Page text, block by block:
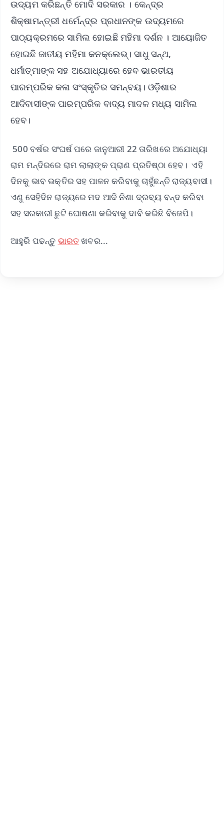
ଉଦ୍ୟମ କରିଛନ୍ତି ମୋଦି ସରକାର । କେନ୍ଦ୍ର
ଶିକ୍ଷାମନ୍ତ୍ରୀ ଧର୍ମେନ୍ଦ୍ର ପ୍ରଧାନଙ୍କ ଉଦ୍ୟମରେ
ପାଠ୍ୟକ୍ରମରେ ସାମିଲ ହୋଇଛି ମହିମା ଦର୍ଶନ । ଆୟୋଜିତ
ହୋଇଛି ଜାତୀୟ ମହିମା କନକ୍ଲେଭ୍। ସାଧୁ ସନ୍ଥ,
ଧର୍ମାତ୍ମାଙ୍କ ସହ ଅଯୋଧ୍ୟାରେ ହେବ ଭାରତୀୟ
ପାରମ୍ପରିକ କଳା ସଂସ୍କୃତିର ସମନ୍ବୟ। ଓଡ଼ିଶାର
ଆଦିବାସୀଙ୍କ ପାରମ୍ପରିକ ବାଦ୍ୟ ମାଦଳ ମଧ୍ୟ ସାମିଲ
ହେବ।
500 ବର୍ଷର ସଂଘର୍ଷ ପରେ ଜାନୁଆରୀ 22 ତାରିଖରେ ଅଯୋଧ୍ୟା
ରାମ ମନ୍ଦିରରେ ରାମ ଲାଲାଙ୍କ ପ୍ରାଣ ପ୍ରତିଷ୍ଠା ହେବ। ଏହି
ଦିନକୁ ଭାବ ଭକ୍ତିର ସହ ପାଳନ କରିବାକୁ ଚାହୁଁଛନ୍ତି ରାଜ୍ୟବାସୀ।
ଏଣୁ ସେହିଦିନ ରାଜ୍ୟରେ ମଦ ଆଦି ନିଶା ଦ୍ରବ୍ୟ ବନ୍ଦ କରିବା
ସହ ସରକାରୀ ଛୁଟି ଘୋଷଣା କରିବାକୁ ଦାବି କରିଛି ବିଜେପି।
ଆହୁରି ପଢନ୍ତୁ ଭାରତଖବର...